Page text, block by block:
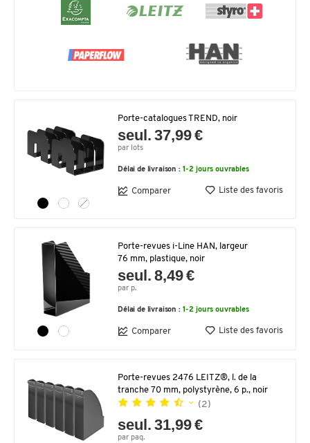
Porte-catalogues TREND, noir
seul. 37,99 €
par lots
Délai de livraison : 1-2 jours ouvrables
Comparer Liste des favoris
Porte-revues i-Line HAN, largeur
76 mm, plastique, noir
seul. 8,49 €
par p.
Délai de livraison : 1-2 jours ouvrables
Comparer Liste des favoris
Porte-revues 2476 LEITZ®, l. de la
tranche 70 mm, polystyrène, 6 p., noir
(2)
seul. 31,99 €
par paq.